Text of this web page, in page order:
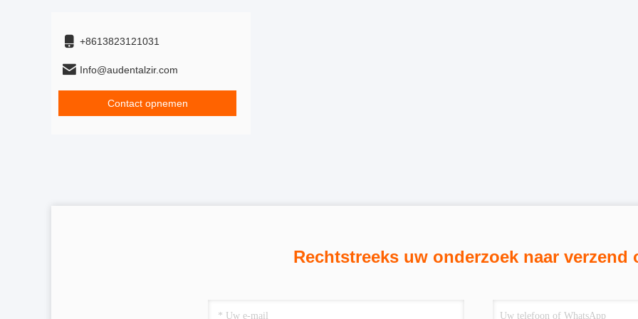
+8613823121031
Info@audentalzir.com
Contact opnemen
Rechtstreeks uw onderzoek naar verzend